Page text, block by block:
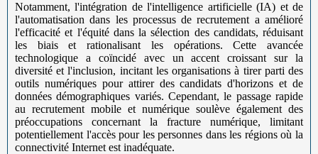
Notamment, l'intégration de l'intelligence artificielle (IA) et de
l'automatisation dans les processus de recrutement a amélioré
l'efficacité et l'équité dans la sélection des candidats, réduisant
les biais et rationalisant les opérations. Cette avancée
technologique a coïncidé avec un accent croissant sur la
diversité et l'inclusion, incitant les organisations à tirer parti des
outils numériques pour attirer des candidats d'horizons et de
données démographiques variés. Cependant, le passage rapide
au recrutement mobile et numérique soulève également des
préoccupations concernant la fracture numérique, limitant
potentiellement l'accès pour les personnes dans les régions où la
connectivité Internet est inadéquate.